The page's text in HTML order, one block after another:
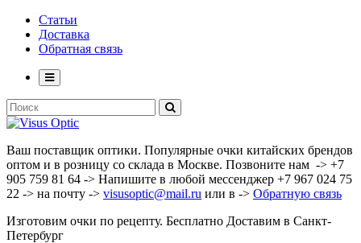
Статьи
Доставка
Обратная связь
Ваш поставщик оптики. Популярные очки китайских брендов
оптом и в розницу со склада в Москве. Позвоните нам -> +7
905 759 81 64 -> Напишите в любой мессенджер +7 967 024 75
22 -> на почту -> visusoptic@mail.ru или в -> Обратную связь
Изготовим очки по рецепту. Бесплатно Доставим в Санкт-
Петербург